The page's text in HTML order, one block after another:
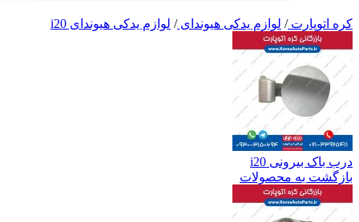
کره اتوپارت/ لوازم یدکی هیوندای/ لوازم یدکی هیوندای i20
درب باک بیرونی i20
بازگشت به محصولات